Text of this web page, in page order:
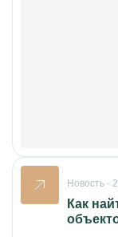
Новость ·
Как